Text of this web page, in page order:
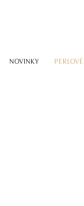
NOVINKY